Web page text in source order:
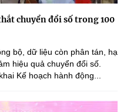
chuyển đổi số trong 100
bộ, dữ liệu còn phân tán, hạ
hiệu quả chuyển đổi số.
Kế hoạch hành động...